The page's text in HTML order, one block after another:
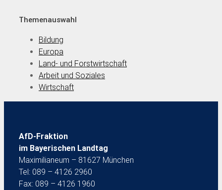
Themenauswahl
Bildung
Europa
Land- und Forstwirtschaft
Arbeit und Soziales
Wirtschaft
AfD-Fraktion
im Bayerischen Landtag
Maximilianeum – 81627 München
Tel: 089 – 4126 2960
Fax: 089 – 4126 1960